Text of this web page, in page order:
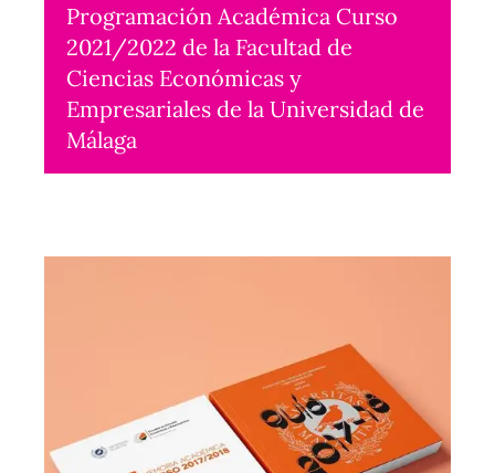
Programación Académica Curso
2021/2022 de la Facultad de
Ciencias Económicas y
Empresariales de la Universidad de
Málaga